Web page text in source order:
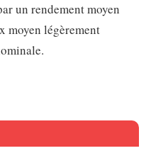
un rendement moyen
moyen légèrement